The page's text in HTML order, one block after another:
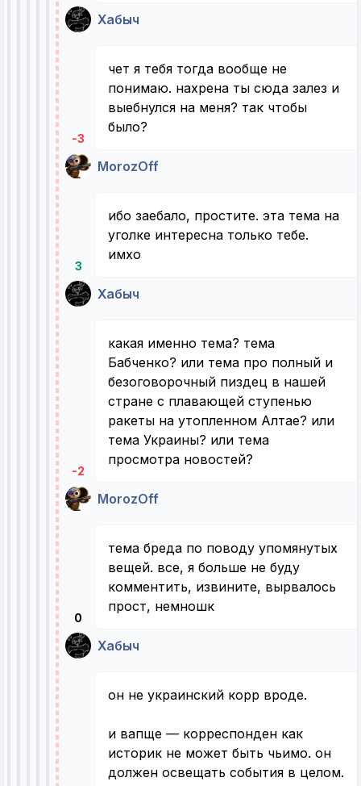
Хабыч
-3
чет я тебя тогда вообще не
понимаю. нахрена ты сюда залез и
выебнулся на меня? так чтобы
было?
MorozOff
3
ибо заебало, простите. эта тема на
уголке интересна только тебе.
имхо
Хабыч
-2
какая именно тема? тема
Бабченко? или тема про полный и
безоговорочный пиздец в нашей
стране с плавающей ступенью
ракеты на утопленном Алтае? или
тема Украины? или тема
просмотра новостей?
MorozOff
0
тема бреда по поводу упомянутых
вещей. все, я больше не буду
комментить, извините, вырвалось
прост, немношк
Хабыч
он не украинский корр вроде.
и вапще — корреспонден как
историк не может быть чьимо. он
должен освещать события в целом.